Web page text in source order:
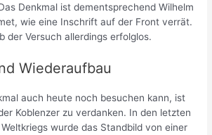
Denkmal ist dementsprechend Wilhelm
wie eine Inschrift auf der Front verrät.
der Versuch allerdings erfolglos.
Wiederaufbau
auch heute noch besuchen kann, ist
Koblenzer zu verdanken. In den letzten
wurde das Standbild von einer